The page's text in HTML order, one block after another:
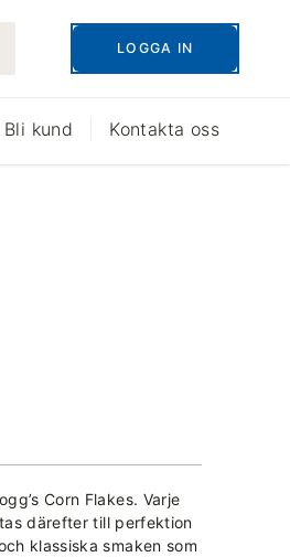
LOGGA IN
Bli kund Kontakta oss
Corn Flakes. Varje
därefter till perfektion
klassiska smaken som